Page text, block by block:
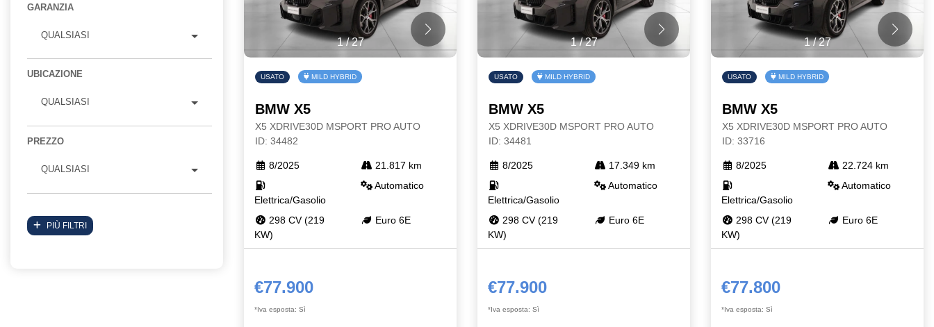
GARANZIA
QUALSIASI
UBICAZIONE
QUALSIASI
PREZZO
QUALSIASI
PIÙ FILTRI
1/27
USATO MILD HYBRID
BMW X5
X5 XDRIVE30D MSPORT PRO AUTO
ID: 34482
8/2025 21.817 km
Elettrica/Gasolio
Automatico
298 CV (219
KW)
Euro 6E
€77.900
*Iva esposta: Sì
1/27
USATO MILD HYBRID
BMW X5
X5 XDRIVE30D MSPORT PRO AUTO
ID: 34481
8/2025 17.349 km
Elettrica/Gasolio
Automatico
298 CV (219
KW)
Euro 6E
€77.900
*Iva esposta: Sì
1/27
USATO MILD HYBRID
BMW X5
X5 XDRIVE30D MSPORT PRO AUTO
ID: 33716
8/2025 22.724 km
Elettrica/Gasolio
Automatico
298 CV (219
KW)
Euro 6E
€77.800
*Iva esposta: Sì